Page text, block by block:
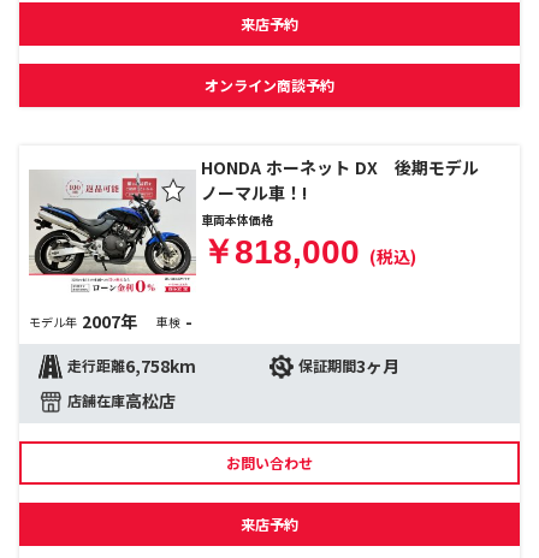
来店予約
オンライン商談予約
HONDA ホーネット DX 後期モデル
ノーマル車！!
車両本体価格
￥818,000 (税込)
モデル年 2007年 車検 -
走行距離6,758km 保証期間3ヶ月
店舗在庫高松店
お問い合わせ
来店予約